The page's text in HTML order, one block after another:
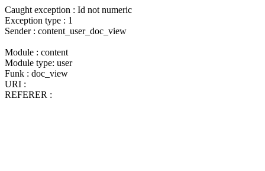
Caught exception : Id not numeric
Exception type : 1
Sender : content_user_doc_view
Module : content
Module type: user
Funk : doc_view
URI :
REFERER :